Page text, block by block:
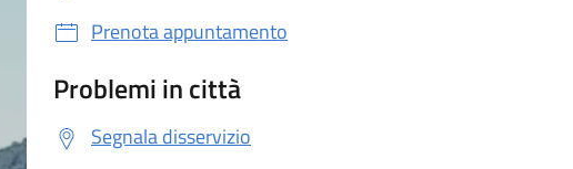
Prenota appuntamento
Problemi in città
Segnala disservizio